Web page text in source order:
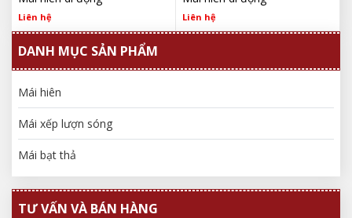
Liên hệ Liên hệ
DANH MỤC SẢN PHẨM
Mái hiên
Mái xếp lượn sóng
Mái bạt thả
TƯ VẤN VÀ BÁN HÀNG